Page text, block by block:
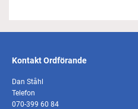
Kontakt Ordförande
Dan Ståhl
Telefon
070-399 60 84